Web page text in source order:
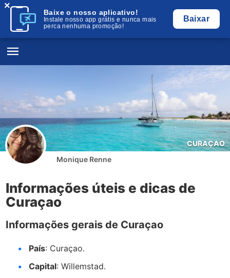
Baixe o nosso aplicativo!
Instale nosso app grátis e nunca mais
perca nenhuma promoção!
Baixar
×
CURAÇAO
Monique Renne
Informações úteis e dicas de
Curaçao
Informações gerais de Curaçao
País: Curaçao.
Capital: Willemstad.